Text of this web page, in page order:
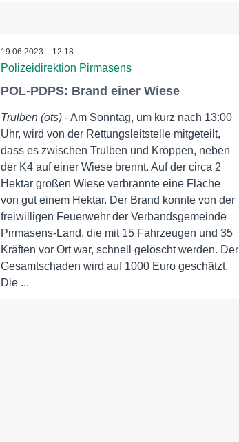
19.06.2023 – 12:18
Polizeidirektion Pirmasens
POL-PDPS: Brand einer Wiese
Trulben (ots)- Am Sonntag, um kurz nach 13:00
Uhr, wird von der Rettungsleitstelle mitgeteilt,
dass es zwischen Trulben und Kröppen, neben
der K4 auf einer Wiese brennt. Auf der circa 2
Hektar großen Wiese verbrannte eine Fläche
von gut einem Hektar. Der Brand konnte von der
freiwilligen Feuerwehr der Verbandsgemeinde
Pirmasens-Land, die mit 15 Fahrzeugen und 35
Kräften vor Ort war, schnell gelöscht werden. Der
Gesamtschaden wird auf 1000 Euro geschätzt.
Die ...